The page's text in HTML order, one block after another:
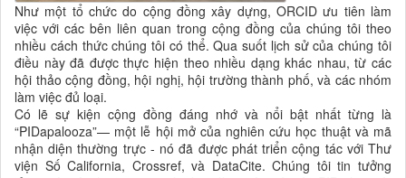
Như một tổ chức do cộng đồng xây dựng, ORCID ưu tiên làm
việc với các bên liên quan trong cộng đồng của chúng tôi theo
nhiều cách thức chúng tôi có thể. Qua suốt lịch sử của chúng tôi
điều này đã được thực hiện theo nhiều dạng khác nhau, từ các
hội thảo cộng đồng, hội nghị, hội trường thành phố, và các nhóm
làm việc đủ loại.
Có lẽ sự kiện cộng đồng đáng nhớ và nổi bật nhất từng là
“PIDapalooza”— một lễ hội mở của nghiên cứu học thuật và mã
nhận diện thường trực - nó đã được phát triển cộng tác với Thư
viện Số California, Crossref, và DataCite. Chúng tôi tin tưởng